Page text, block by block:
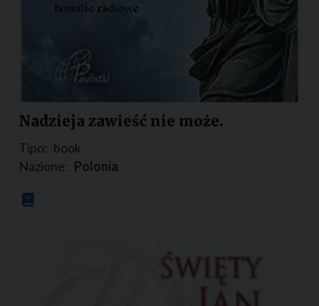
Nadzieja zawieść nie może.
Tipo: book
Nazione: Polonia